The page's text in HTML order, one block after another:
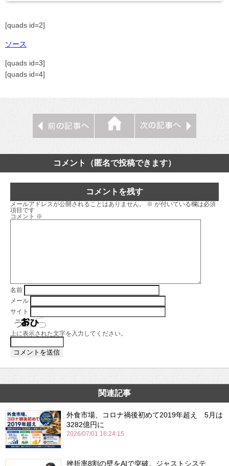
[quads id=2]
ソース
[quads id=3]
[quads id=4]
コメント（匿名で投稿できます）
コメントを残す
メールアドレスが公開されることはありません。 ※ が付いている欄は必須
項目です
コメント ※
名前
メール
サイト
上に表示された文字を入力してください。
関連記事
外食市場、コロナ禍後初めて2019年超え 5月は
3282億円に
2026/07/01 16:24:15
挫折率8割の壁をAIで突破。ジャストシステ